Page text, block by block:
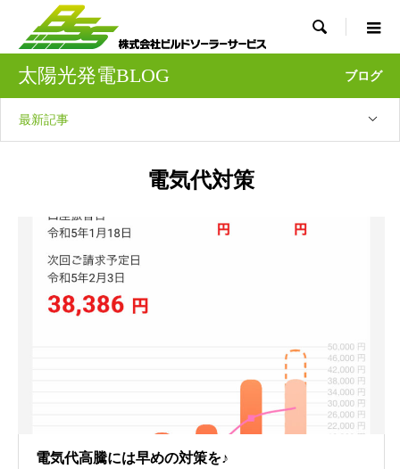

太陽光発電BLOG ブログ
最新記事
電気代対策
電気代高騰には早めの対策を♪